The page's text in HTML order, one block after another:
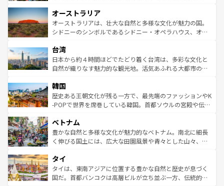
部のニューオーリンズでは、音楽と美食が融合した独特の
文化が魅力。旅行者はアメリカの各地域で異なる魅力を楽
しみながら、その多様性と豊かな歴史を感じることができ
ならではの贅沢な旅のスタイルだ。 なお、新着のアメリカ
情報はコンテンツ一覧を参照してほしい。
ワイ島は見逃せない。また、定番の観光地といえばオアフ
島だが、静かな自然を求めるならマウイ島やカウアイ島が
おすすめ。エメラルドグリーンに輝く海をはじめ、豊かな
れるおもてなしの心で訪れる人々を迎えてくれるハワイの
人々、おいしいローカルフードやハワイアンミュージッ
ク、伝統的なフラダンスなど、すべてがハワイの魅力を彩
ワイを、存分に味わってほしい。 なお、新着のハワイ情報
はコンテンツ一覧を参照してほしい。
オーストラリア
オーストラリアは、壮大な自然と多様な文化が魅力の国。
シドニーのシンボルであるシドニー・オペラハウス、オー
リアリーフや大陸中央部にそびえるウルル（エアーズロッ
ク）、タスマニアの美しい原生林やケアンズの熱帯雨林な
ど、見どころがたくさん。また、カフェやワイン、オージ
いる。アクティビティも充実しており、サーフィンやダイ
ビング、ハイキングなど、アウトドア好きにはたまらな
い。オーストラリアの多彩な魅力を存分に味わいつくそ
参照してほしい。
台湾
日本から約４時間ほどでたどり着く台湾は、多彩な文化と
自然が織りなす魅力的な観光地。活気あふれる大都市の台
ン）、静ひつな山岳地帯である台湾東部など、都市の喧騒
と山間の静けさが共存しており、訪れる人に新しい発見と
驚きをもたらしてくれる。また、奥深い台湾の食文化も魅
容にもいいと評判のスイーツなど、バラエティ豊かな料理
が味わえる。 なお、新着の台湾情報は コンテンツ一覧を参
照してほしい。
韓国
歴史ある王朝文化が残る一方で、最先端のファッションやK
-POPで世界を席巻している韓国。首都ソウルの宮殿や伝統
き、地方に足を延ばせば四季折々の自然美を楽しむことが
できる。そして、キムチや焼肉、絶品のストリートフード
まで、さまざまな韓国料理が待っている。夜には、韓国な
リティに包まれながら、韓国の多彩な魅力を心ゆくまで味
わってみてほしい。 なお、新着の韓国情報はコンテンツ一
覧を参照してほしい。
ベトナム
豊かな自然と多様な文化が魅力的なベトナム。南北に細長
く伸びる国土には、広大な田園風景や青々とした山々、世
急速な発展と共に伝統が息づく。ハノイの古い町並みやホ
ーチミン市のフランス統治時代の建物も、独特の雰囲気を
醸し出している。また、バラエティの豊かさとおいしさで
タイ
タイは、東南アジアに位置する豊かな自然と歴史が息づく
国だ。首都バンコクは高層ビルが立ち並ぶ一方、伝統的な